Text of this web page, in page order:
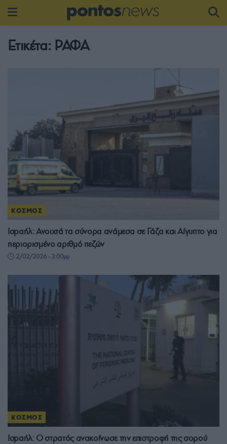
Ετικέτα: ΡΑΦΑ
ΚΟΣΜΟΣ
Ισραήλ: Ανοιχτά τα σύνορα ανάμεσα σε Γάζα και Αίγυπτο για
περιορισμένο αριθμό πεζών
2/02/2026 - 3:00μμ
ΚΟΣΜΟΣ
Ισραήλ: Ο στρατός ανακοίνωσε την επιστροφή της σορού